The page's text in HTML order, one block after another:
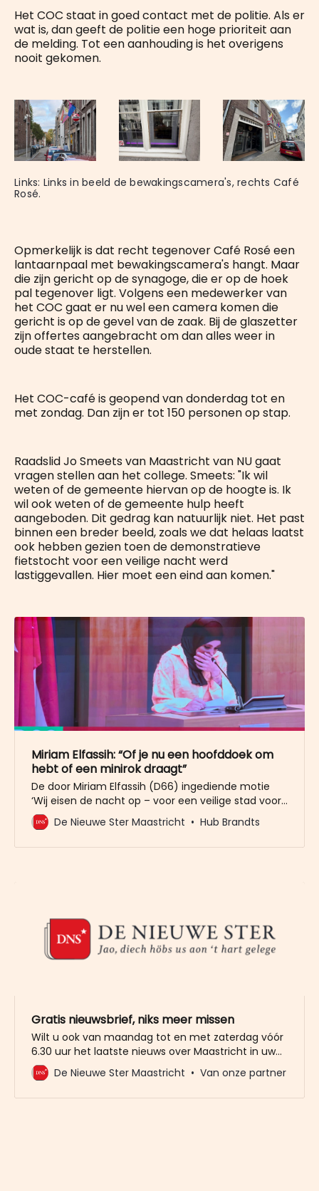
Het COC staat in goed contact met de politie. Als er
wat is, dan geeft de politie een hoge prioriteit aan
de melding. Tot een aanhouding is het overigens
nooit gekomen.
Links: Links in beeld de bewakingscamera's, rechts Café
Rosé.
Opmerkelijk is dat recht tegenover Café Rosé een
lantaarnpaal met bewakingscamera's hangt. Maar
die zijn gericht op de synagoge, die er op de hoek
pal tegenover ligt. Volgens een medewerker van
het COC gaat er nu wel een camera komen die
gericht is op de gevel van de zaak. Bij de glaszetter
zijn offertes aangebracht om dan alles weer in
oude staat te herstellen.
Het COC-café is geopend van donderdag tot en
met zondag. Dan zijn er tot 150 personen op stap.
Raadslid Jo Smeets van Maastricht van NU gaat
vragen stellen aan het college. Smeets: "Ik wil
weten of de gemeente hiervan op de hoogte is. Ik
wil ook weten of de gemeente hulp heeft
aangeboden. Dit gedrag kan natuurlijk niet. Het past
binnen een breder beeld, zoals we dat helaas laatst
ook hebben gezien toen de demonstratieve
fietstocht voor een veilige nacht werd
lastiggevallen. Hier moet een eind aan komen."
Miriam Elfassih: “Of je nu een hoofddoek om
hebt of een minirok draagt”
De door Miriam Elfassih (D66) ingediende motie
‘Wij eisen de nacht op – voor een veilige stad voor
iedereen’ kon tijdens de raadsvergadering van 23
september rekenen op veel empathie en bijval van
De Nieuwe Ster Maastricht Hub Brandts
Gratis nieuwsbrief, niks meer missen
Wilt u ook van maandag tot en met zaterdag vóór
6.30 uur het laatste nieuws over Maastricht in uw
mailbox? Meld u dan gratis aan voor de nieuwbrief
van De Nieuwe Ster. Meer dan 20.000 trouwe lezers
De Nieuwe Ster Maastricht Van onze partner